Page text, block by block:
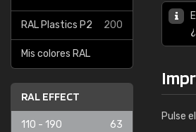
RAL Plastics P2 200
Mis colores RAL
RAL EFFECT
110 - 190 63
Pulse